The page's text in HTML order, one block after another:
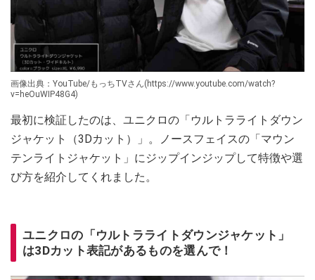
画像出典：YouTube/もっちTVさん(https://www.youtube.com/watch?
v=heOuWIP48G4)
最初に検証したのは、ユニクロの「ウルトラライトダウン
ジャケット（3Dカット）」。ノースフェイスの「マウン
テンライトジャケット」にジップインジップして特徴や選
び方を紹介してくれました。
ユニクロの「ウルトラライトダウンジャケット」
は3Dカット表記があるものを選んで！